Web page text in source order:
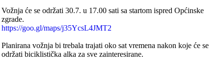
Vožnja će se održati 30.7. u 17.00 sati sa startom ispred Općinske
zgrade.
https://goo.gl/maps/j35YcsL4JMT2
Planirana vožnja bi trebala trajati oko sat vremena nakon koje će se
održati biciklistička alka za sve zainteresirane.